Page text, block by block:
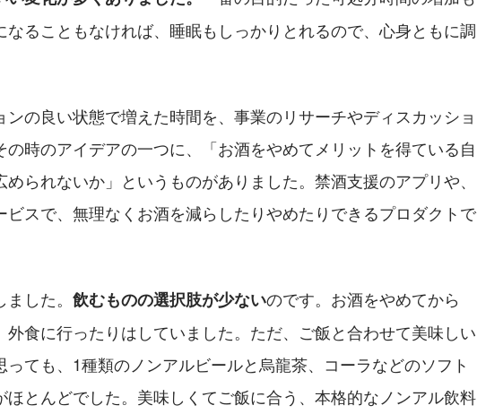
なることもなければ、睡眠もしっかりとれるので、心身ともに調
ンの良い状態で増えた時間を、事業のリサーチやディスカッショ
の時のアイデアの一つに、「お酒をやめてメリットを得ている自
られないか」というものがありました。禁酒支援のアプリや、
ビスで、無理なくお酒を減らしたりやめたりできるプロダクトで
した。 飲むものの選択肢が少ないのです。お酒をやめてから
外食に行ったりはしていました。ただ、ご飯と合わせて美味しい
ても、1種類のノンアルビールと烏龍茶、コーラなどのソフト
ほとんどでした。美味しくてご飯に合う、本格的なノンアル飲料